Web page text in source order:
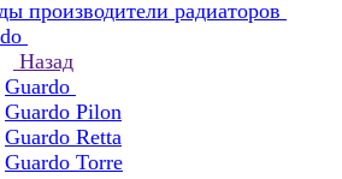
производители радиаторов
Назад
Guardo
Guardo Pilon
Guardo Retta
Guardo Torre